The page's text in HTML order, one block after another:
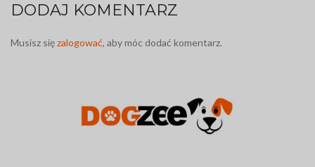
DODAJ KOMENTARZ
Musisz sięzalogować, aby móc dodać komentarz.